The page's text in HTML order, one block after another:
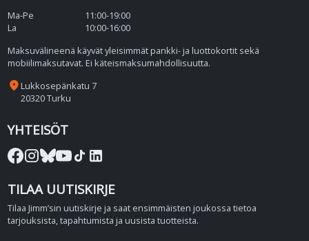
Ma-Pe
11:00-19:00
La
10:00-16:00
Maksuvälineenä käyvät yleisimmät pankki- ja luottokortit sekä
mobiilimaksutavat. Ei käteismaksumahdollisuutta.
place Lukkosepänkatu 7
20320 Turku
YHTEISÖT
TILAA UUTISKIRJE
Tilaa Jimm’sin uutiskirje ja saat ensimmäisten joukossa tietoa
tarjouksista, tapahtumista ja uusista tuotteista.